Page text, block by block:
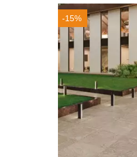
-15%